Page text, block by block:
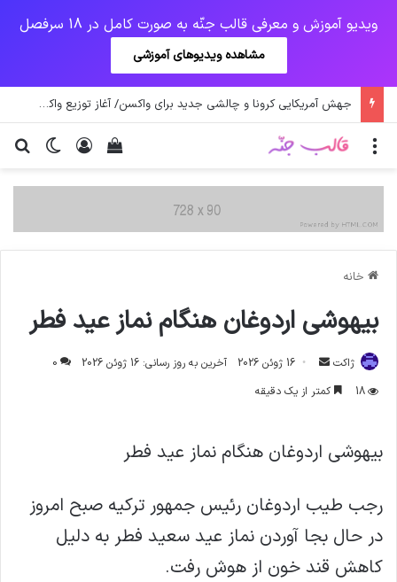
ویدیو آموزش و معرفی قالب جنّه به صورت کامل در 18 سرفصل
مشاهده ویدیوهای آموزشی
جهش آمریکایی کرونا و چالشی جدید برای واکسن/ آغاز توزیع واکسن از سوی اتحادیه کوواکس
تغییر ورود
دیدن سبد خرید منو
خانه
بیهوشی اردوغان هنگام نماز عید فطر
ژاکت
ارسال
ایمیل
16 ژوئن 2026 آخرین به روز رسانی: 16 ژوئن 2026
0
18
کمتر از یک دقیقه
بیهوشی اردوغان هنگام نماز عید فطر
رجب طیب اردوغان رئیس جمهور ترکیه صبح امروز
در حال بجا آوردن نماز عید سعید فطر به دلیل
کاهش قند خون از هوش رفت.